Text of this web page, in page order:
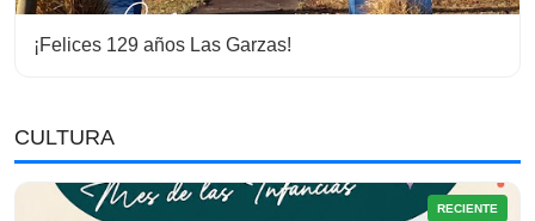
¡Felices 129 años Las Garzas!
CULTURA
RECIENTE